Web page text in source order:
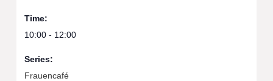
Time:
10:00 - 12:00
Series:
Frauencafé